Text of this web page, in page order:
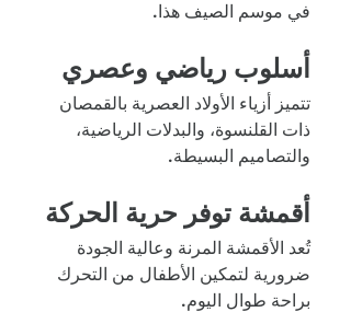
في موسم الصيف هذا.
أسلوب رياضي وعصري
تتميز أزياء الأولاد العصرية بالقمصان
ذات القلنسوة، والبدلات الرياضية،
والتصاميم البسيطة.
أقمشة توفر حرية الحركة
تُعد الأقمشة المرنة وعالية الجودة
ضرورية لتمكين الأطفال من التحرك
براحة طوال اليوم.